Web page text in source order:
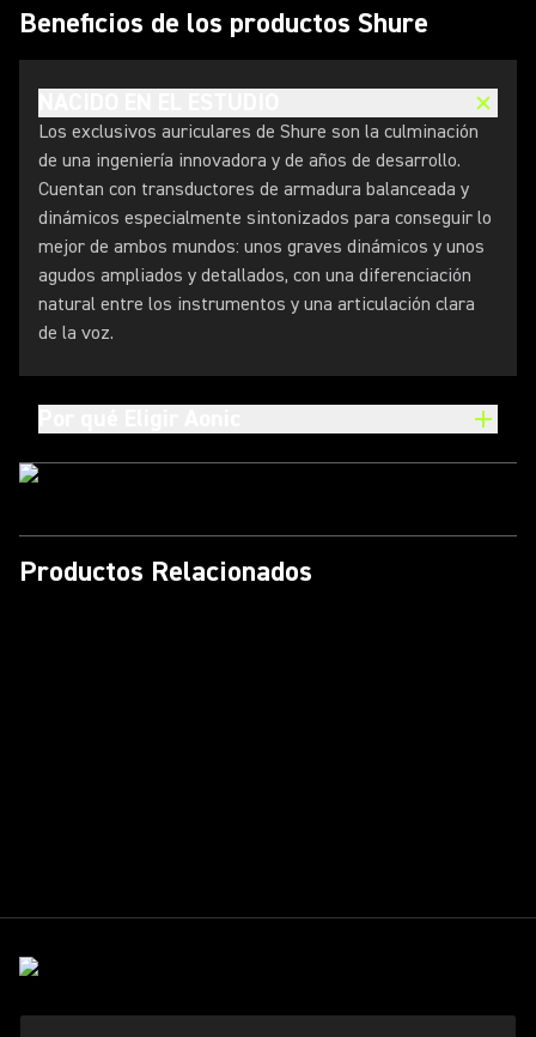
Beneficios de los productos Shure
Los exclusivos auriculares de Shure son la culminación
de una ingeniería innovadora y de años de desarrollo.
Cuentan con transductores de armadura balanceada y
dinámicos especialmente sintonizados para conseguir lo
mejor de ambos mundos: unos graves dinámicos y unos
agudos ampliados y detallados, con una diferenciación
natural entre los instrumentos y una articulación clara
de la voz.
Productos Relacionados